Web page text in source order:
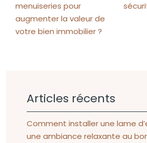
menuiseries pour
augmenter la valeur de
votre bien immobilier ?
Articles récents
Comment installer une lame
une ambiance relaxante au